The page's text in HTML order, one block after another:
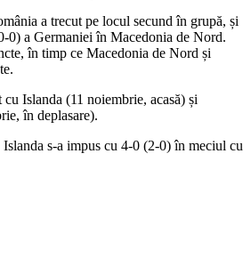
a trecut pe locul secund în grupă, și
0) a Germaniei în Macedonia de Nord.
în timp ce Macedonia de Nord și
Islanda (11 noiembrie, acasă) și
în deplasare).
s-a impus cu 4-0 (2-0) în meciul cu